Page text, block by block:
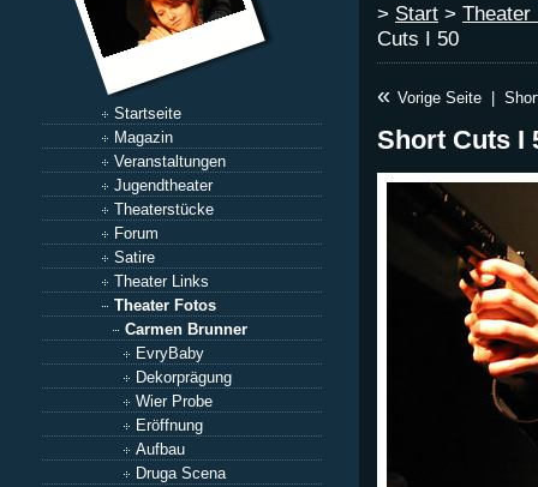
Startseite
Magazin
Veranstaltungen
Jugendtheater
Theaterstücke
Forum
Satire
Theater Links
Theater Fotos
Carmen Brunner
EvryBaby
Dekorprägung
Wier Probe
Eröffnung
Aufbau
Druga Scena
> Start > Theater
Cuts I 50
« Vorige Seite
Short Cuts I